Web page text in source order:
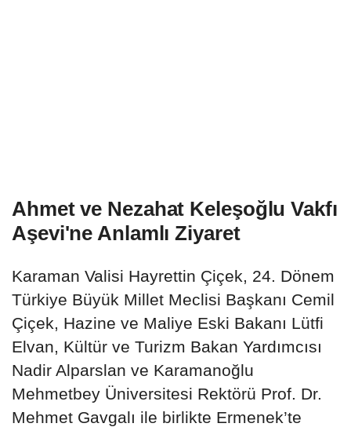
Ahmet ve Nezahat Keleşoğlu Vakfı
Aşevi'ne Anlamlı Ziyaret
Karaman Valisi Hayrettin Çiçek, 24. Dönem
Türkiye Büyük Millet Meclisi Başkanı Cemil
Çiçek, Hazine ve Maliye Eski Bakanı Lütfi
Elvan, Kültür ve Turizm Bakan Yardımcısı
Nadir Alparslan ve Karamanoğlu
Mehmetbey Üniversitesi Rektörü Prof. Dr.
Mehmet Gavgalı ile birlikte Ermenek’te